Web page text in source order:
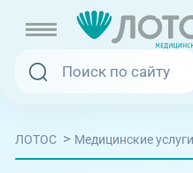
Услуги и цены
Записаться онлайн
Вызвать скорую
ЛОТОС > Медицинские услуги